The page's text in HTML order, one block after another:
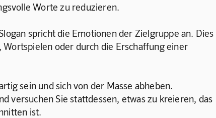
Worte zu reduzieren.
spricht die Emotionen der Zielgruppe an. Dies
oder durch die Erschaffung einer
sein und sich von der Masse abheben.
versuchen Sie stattdessen, etwas zu kreieren, das
ist.